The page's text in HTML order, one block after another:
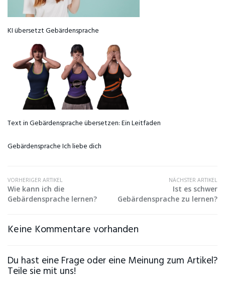
KI übersetzt Gebärdensprache
Text in Gebärdensprache übersetzen: Ein Leitfaden
Gebärdensprache Ich liebe dich
VORHERIGER ARTIKEL
Wie kann ich die
Gebärdensprache lernen?
NÄCHSTER ARTIKEL
Ist es schwer
Gebärdensprache zu lernen?
Keine Kommentare vorhanden
Du hast eine Frage oder eine Meinung zum Artikel?
Teile sie mit uns!